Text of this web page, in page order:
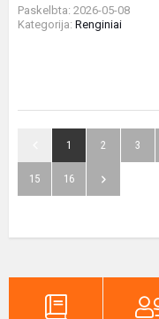
Paskelbta: 2026-05-08
Kategorija: Renginiai
1 2 3
15 16